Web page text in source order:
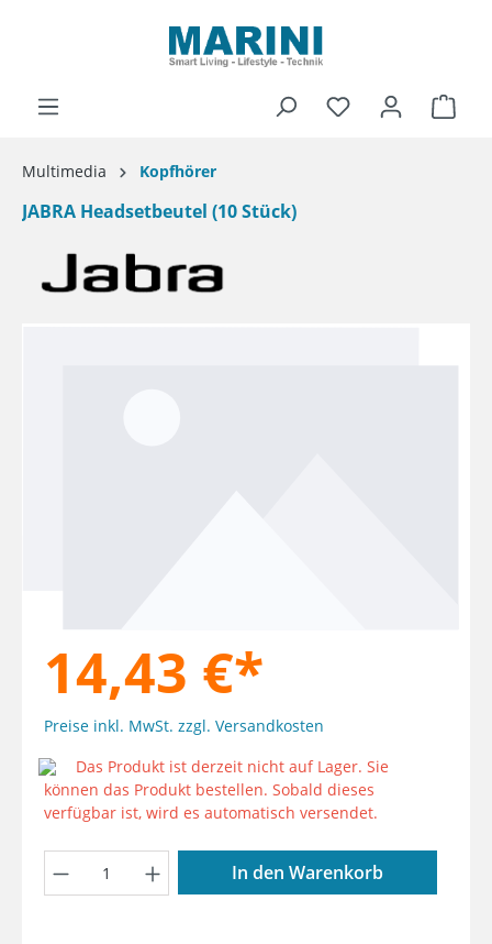
Multimedia Kopfhörer
JABRA Headsetbeutel (10 Stück)
14,43 €*
Preise inkl. MwSt. zzgl. Versandkosten
Das Produkt ist derzeit nicht auf Lager. Sie
können das Produkt bestellen. Sobald dieses
verfügbar ist, wird es automatisch versendet.
Produkt Anzahl: Gib den
In den Warenkorb